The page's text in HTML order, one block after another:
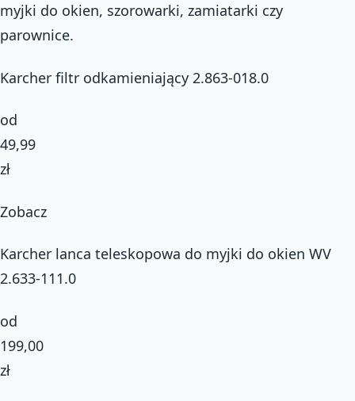
myjki do okien, szorowarki, zamiatarki czy
parownice.
Karcher filtr odkamieniający 2.863-018.0
od
49,99
zł
Zobacz
Karcher lanca teleskopowa do myjki do okien WV
2.633-111.0
od
199,00
zł